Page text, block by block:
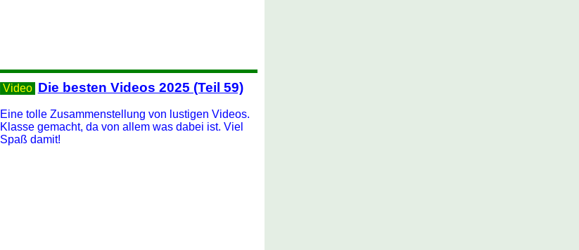
Video Die besten Videos 2025 (Teil 59)
Eine tolle Zusammenstellung von lustigen Videos.
Klasse gemacht, da von allem was dabei ist. Viel
Spaß damit!